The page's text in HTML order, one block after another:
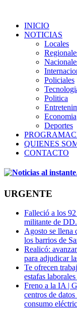
INICIO
NOTICIAS
Locales
Policiales
Politica
Economia
Deportes
QUIENES
CONTACTO
URGENTE
Falleció a los
militante de
Agosto se llena
los barrios de
Realicó:
para adjudicar
Te ofrecen
estafas
Freno a la IA |
centros de
consumo